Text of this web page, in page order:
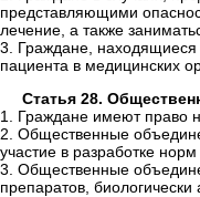
представляющими
лечение, а также
3. Граждане,
пациента в медицинских
Статья 28.
1. Граждане имеют право
2. Общественные
участие в разработке
3. Общественные
препаратов,